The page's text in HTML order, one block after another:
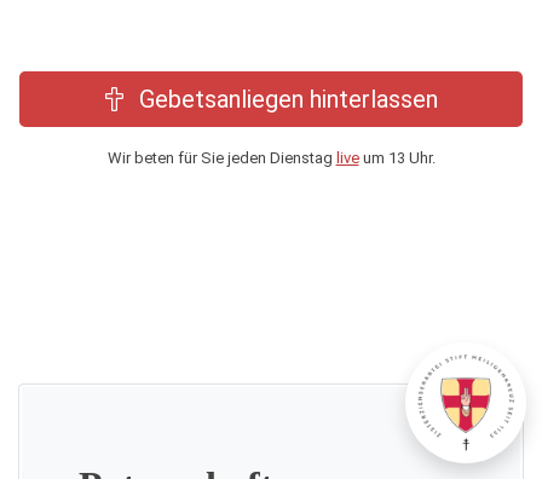
Gebetsanliegen hinterlassen
Wir beten für Sie jeden Dienstag liveum 13 Uhr.